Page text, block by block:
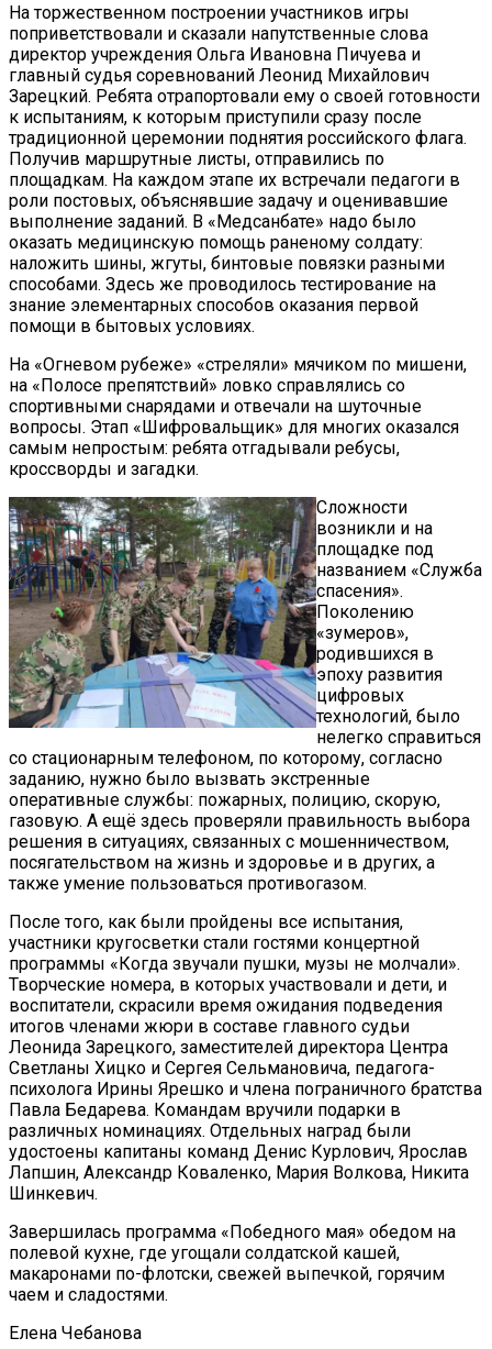
На торжественном построении участников игры
поприветствовали и сказали напутственные слова
директор учреждения Ольга Ивановна Пичуева и
главный судья соревнований Леонид Михайлович
Зарецкий. Ребята отрапортовали ему о своей готовности
к испытаниям, к которым приступили сразу после
традиционной церемонии поднятия российского флага.
Получив маршрутные листы, отправились по
площадкам. На каждом этапе их встречали педагоги в
роли постовых, объяснявшие задачу и оценивавшие
выполнение заданий. В «Медсанбате» надо было
оказать медицинскую помощь раненому солдату:
наложить шины, жгуты, бинтовые повязки разными
способами. Здесь же проводилось тестирование на
знание элементарных способов оказания первой
помощи в бытовых условиях.
На «Огневом рубеже» «стреляли» мячиком по мишени,
на «Полосе препятствий» ловко справлялись со
спортивными снарядами и отвечали на шуточные
вопросы. Этап «Шифровальщик» для многих оказался
самым непростым: ребята отгадывали ребусы,
кроссворды и загадки.
Сложности
возникли и на
площадке под
названием «Служба
спасения».
Поколению
«зумеров»,
родившихся в
эпоху развития
цифровых
технологий, было
нелегко справиться
со стационарным телефоном, по которому, согласно
заданию, нужно было вызвать экстренные
оперативные службы: пожарных, полицию, скорую,
газовую. А ещё здесь проверяли правильность выбора
решения в ситуациях, связанных с мошенничеством,
посягательством на жизнь и здоровье и в других, а
также умение пользоваться противогазом.
После того, как были пройдены все испытания,
участники кругосветки стали гостями концертной
программы «Когда звучали пушки, музы не молчали».
Творческие номера, в которых участвовали и дети, и
воспитатели, скрасили время ожидания подведения
итогов членами жюри в составе главного судьи
Леонида Зарецкого, заместителей директора Центра
Светланы Хицко и Сергея Сельмановича, педагога-
психолога Ирины Ярешко и члена пограничного братства
Павла Бедарева. Командам вручили подарки в
различных номинациях. Отдельных наград были
удостоены капитаны команд Денис Курлович, Ярослав
Лапшин, Александр Коваленко, Мария Волкова, Никита
Шинкевич.
Завершилась программа «Победного мая» обедом на
полевой кухне, где угощали солдатской кашей,
макаронами по-флотски, свежей выпечкой, горячим
чаем и сладостями.
Елена Чебанова